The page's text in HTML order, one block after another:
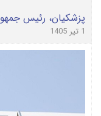
پزشکیان، رئیس
1 تیر 1405